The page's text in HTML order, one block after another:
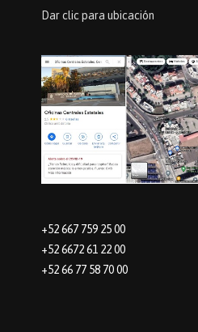
Dar clic para ubicación
+52 667 759 25 00
+52 6672 61 22 00
+52 66 77 58 70 00